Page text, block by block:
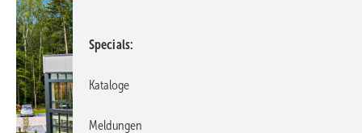
Specials
Kataloge
Meldungen